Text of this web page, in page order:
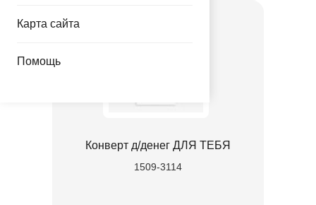
Карта сайта
Помощь
Конверт д/денег ДЛЯ ТЕБЯ
1509-3114